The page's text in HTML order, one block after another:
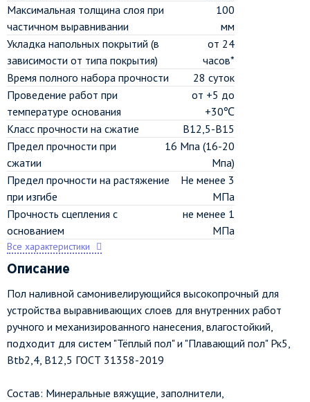
Максимальная толщина слоя при
частичном выравнивании
100
мм
Укладка напольных покрытий (в
зависимости от типа покрытия)
от 24
часов*
Время полного набора прочности
28 суток
Проведение работ при
температуре основания
от +5 до
+30℃
Класс прочности на сжатие
В12,5-В15
Предел прочности при
сжатии
16 Мпа (16-20
Мпа)
Предел прочности на растяжение
при изгибе
Не менее 3
МПа
Прочность сцепления с
основанием
не менее 1
МПа
Все характеристики
Описание
Пол наливной самонивелирующийся высокопрочный для
устройства выравнивающих слоев для внутренних работ
ручного и механизированного нанесения, влагостойкий,
подходит для систем "Тёплый пол" и "Плавающий пол" Рк5,
Вtb2,4, В12,5 ГОСТ 31358-2019
Состав: Минеральные вяжущие, заполнители,